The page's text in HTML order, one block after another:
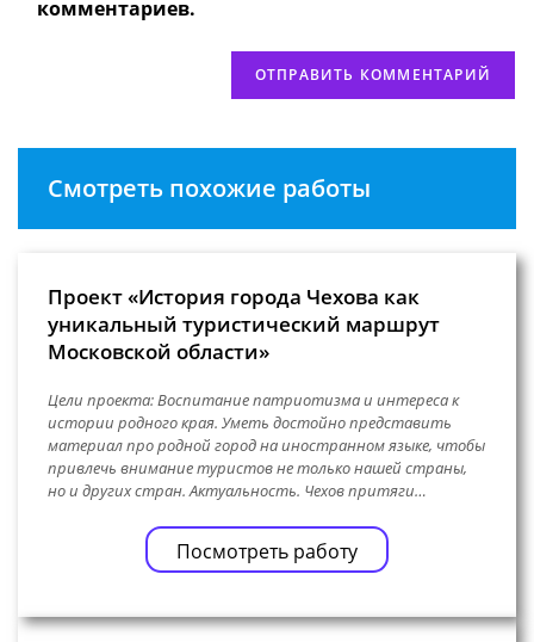
комментариев.
Смотреть похожие работы
Проект «История города Чехова как
уникальный туристический маршрут
Московской области»
Цели проекта: Воспитание патриотизма и интереса к
истории родного края. Уметь достойно представить
материал про родной город на иностранном языке, чтобы
привлечь внимание туристов не только нашей страны,
но и других стран. Актуальность. Чехов притяги…
Посмотреть работу